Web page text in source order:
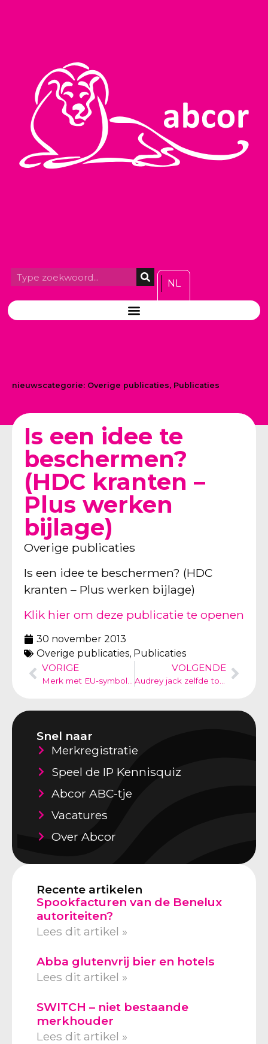
NL
nieuwscategorie: Overige publicaties, Publicaties
Is een idee te
beschermen?
(HDC kranten –
Plus werken
bijlage)
Overige publicaties
Is een idee te beschermen? (HDC
kranten – Plus werken bijlage)
Klik hier om deze publicatie te openen
30 november 2013
Overige publicaties, Publicaties
VORIGE
VOLGENDE
Snel naar
Merkregistratie
Speel de IP Kennisquiz
Abcor ABC-tje
Vacatures
Over Abcor
Recente artikelen
Spookfacturen van de Benelux
autoriteiten?
Lees dit artikel »
Abba glutenvrij bier en hotels
Lees dit artikel »
SWITCH – niet bestaande
merkhouder
Lees dit artikel »